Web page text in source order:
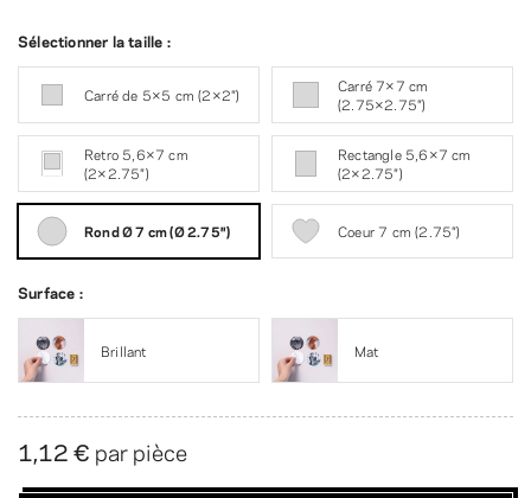
Sélectionner la taille :
Carré de 5×5 cm (2×2″)
Carré 7×7 cm
(2.75×2.75″)
Retro 5,6×7 cm
(2×2.75″)
Rectangle 5,6×7 cm
(2×2.75″)
Rond Ø 7 cm (Ø 2.75″) Coeur 7 cm (2.75″)
Surface :
Brillant Mat
1,12 € par pièce